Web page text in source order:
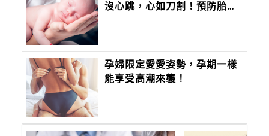
沒心跳，心如刀割！預防胎死
孕婦限定愛愛姿勢，孕期一樣
能享受高潮來襲！